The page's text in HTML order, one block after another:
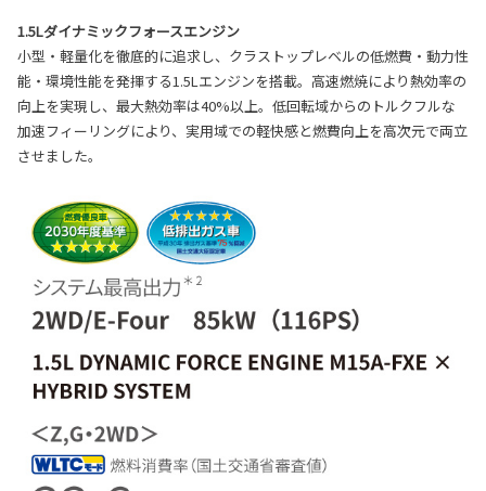
1.5Lダイナミックフォースエンジン
小型・軽量化を徹底的に追求し、クラストップレベルの低燃費・動力性
能・環境性能を発揮する1.5Lエンジンを搭載。高速燃焼により熱効率の
向上を実現し、最大熱効率は40%以上。低回転域からのトルクフルな
加速フィーリングにより、実用域での軽快感と燃費向上を高次元で両立
させました。